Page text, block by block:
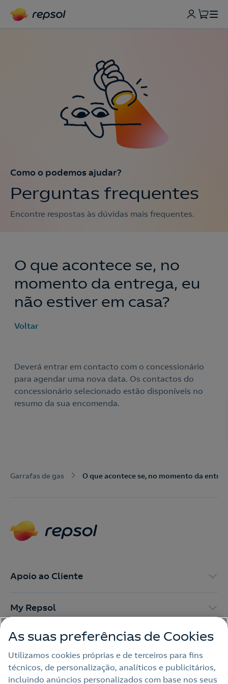
Contacte-nos para novas contratações
Nós ligamos!
Como o podemos ajudar?
Perguntas frequentes
Encontre respostas às dúvidas mais frequentes.
O que acontece se, no
momento da entrega, eu
não estiver em casa?
Voltar
Deverá entrar em contacto com o concessionário
para agendar uma nova data. Os contactos do
concessionário selecionado estão disponíveis no
resumo da sua encomenda.
Garrafas de gas O que acontece se, no momento da
Apoio ao Cliente
My Repsol
Outras Energias
Links Úteis
As suas preferências de Cookies
Utilizamos cookies próprias e de terceiros para fins
técnicos, de personalização, analíticos e publicitários,
incluindo anúncios personalizados com base nos seus